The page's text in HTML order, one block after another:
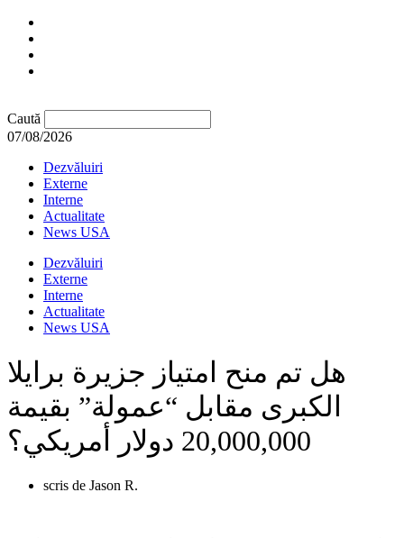
Caută
07/08/2026
Dezvăluiri
Externe
Interne
Actualitate
News USA
Dezvăluiri
Externe
Interne
Actualitate
News USA
هل تم منح امتياز جزيرة برايلا
الكبرى مقابل “عمولة” بقيمة
20,000,000 دولار أمريكي؟
scris de Jason R.